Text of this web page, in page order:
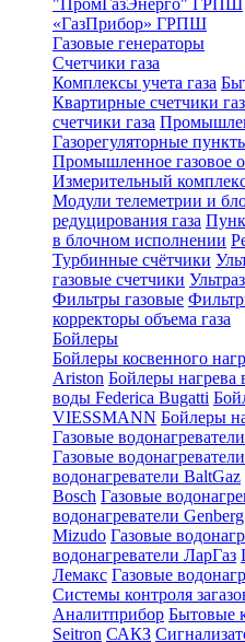
"ПромГазЭнерго" ГРПШ
«ГазПрибор» ГРПШ
Газовые генераторы
Счетчики газа
Комплексы учета газа
Квартирные счетчики
счетчики газа
Газорегуляторные
Промышленное газовое
Измерительный комплекс
Модули телеметрии и
редуцирования газа
в блочном исполнении
Турбинные счётчики
газовые счетчики
Фильтры газовые
корректоры объема газа
Бойлеры
Бойлеры косвенного
Ariston Бойлеры
воды Federica Bugatti
VIESSMANN Бойлеры
Газовые водонагреватели
Газовые
водонагреватели BaltGaz
Bosch Газовые
водонагреватели Genberg
Mizudo Газовые
водонагреватели ЛарГаз
Лемакс Газовые
Системы контроля
Аналитприбор Бытовые
Seitron САКЗ